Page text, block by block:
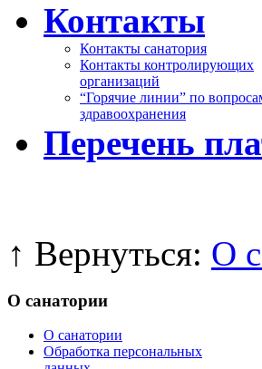
Контакты
Контакты санатория
Контакты контролирующих
организаций
“Горячие линии” по
здравоохранения
Перечень
↑ Вернуться: О
О санатории
О санатории
Обработка персональных